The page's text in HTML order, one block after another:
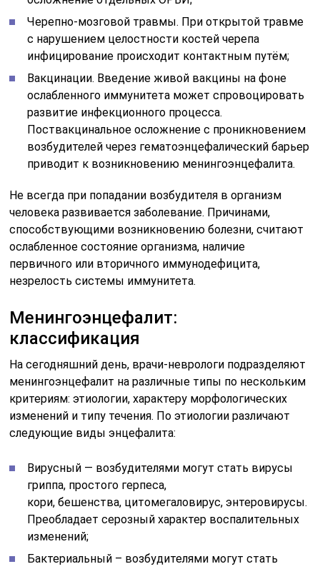
Черепно-мозговой травмы. При открытой травме
с нарушением целостности костей черепа
инфицирование происходит контактным путём;
Вакцинации. Введение живой вакцины на фоне
ослабленного иммунитета может спровоцировать
развитие инфекционного процесса.
Поствакцинальное осложнение с проникновением
возбудителей через гематоэнцефалический барьер
приводит к возникновению менингоэнцефалита.
Не всегда при попадании возбудителя в организм
человека развивается заболевание. Причинами,
способствующими возникновению болезни, считают
ослабленное состояние организма, наличие
первичного или вторичного иммунодефицита,
незрелость системы иммунитета.
Менингоэнцефалит:
классификация
На сегодняшний день, врачи-неврологи подразделяют
менингоэнцефалит на различные типы по нескольким
критериям: этиологии, характеру морфологических
изменений и типу течения. По этиологии различают
следующие виды энцефалита:
Вирусный — возбудителями могут стать вирусы
гриппа, простого герпеса,
кори, бешенства, цитомегаловирус, энтеровирусы.
Преобладает серозный характер воспалительных
изменений;
Бактериальный – возбудителями могут стать